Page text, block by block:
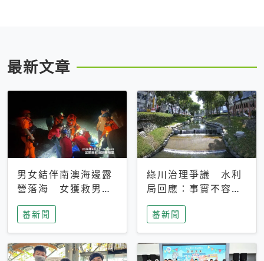
最新文章
男女結伴南澳海邊露
營落海 女獲救男仍
搜救中
蕃新聞
綠川治理爭議 水利
局回應：事實不容被
選擇性解讀
蕃新聞